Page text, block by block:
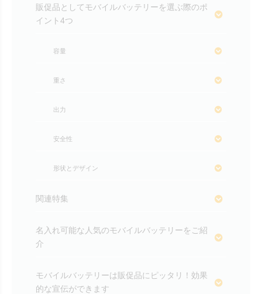
販促品としてモバイルバッテリーを選ぶ際のポ
イント4つ
容量
重さ
出力
安全性
形状とデザイン
関連特集
名入れ可能な人気のモバイルバッテリーをご紹
介
モバイルバッテリーは販促品にピッタリ！効果
的な宣伝ができます